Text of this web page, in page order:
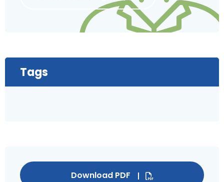
Tags
Download PDF